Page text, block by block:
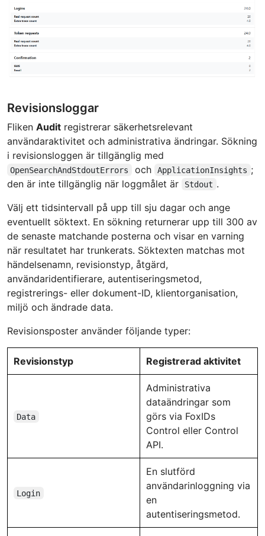
Revisionsloggar
Fliken Audit registrerar säkerhetsrelevant
användaraktivitet och administrativa ändringar. Sökning
i revisionsloggen är tillgänglig med
OpenSearchAndStdoutErrors och ApplicationInsights ;
den är inte tillgänglig när loggmålet är
Stdout .
Välj ett tidsintervall på upp till sju dagar och ange
eventuellt söktext. En sökning returnerar upp till 300 av
de senaste matchande posterna och visar en varning
när resultatet har trunkerats. Söktexten matchas mot
händelsenamn, revisionstyp, åtgärd,
användaridentifierare, autentiseringsmetod,
registrerings- eller dokument-ID, klientorganisation,
miljö och ändrade data.
Revisionsposter använder följande typer:
Revisionstyp Registrerad aktivitet
Data
Administrativa
dataändringar som
görs via FoxIDs
Control eller Control
API.
Login
En slutförd
användarinloggning via
en
autentiseringsmetod.